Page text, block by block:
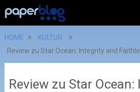
HOME
KULTUR
Review zu Star Ocean: Integrity and
Review zu Star